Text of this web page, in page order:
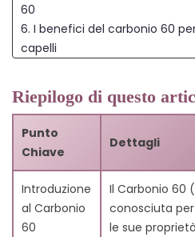
60
6. I benefici del carbonio 60
capelli
salute e benessere
8. Conclusione
9. Domande frequenti
9.1. 1. Cos'è il Carbonio 60?
antiossidante?
9.3. 3. Quali sono i
Carbonio 60?
Riepilogo di questo
Punto
Chiave
Dettagli
Introduzione
al Carbonio
60
Il Carbonio 60
conosciuta
le sue